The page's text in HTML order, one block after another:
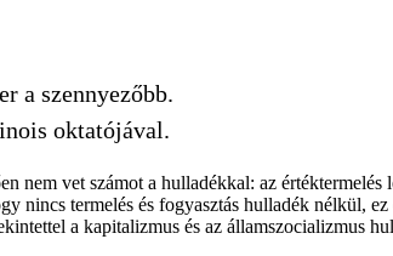
a szennyezőbb.
oktatójával.
nem vet számot a hulladékkal: az
nincs termelés és fogyasztás hulladék nélkül,
a kapitalizmus és az államszocializmus